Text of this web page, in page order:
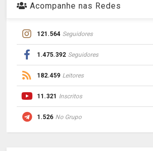
Acompanhe nas Redes
121.564 Seguidores
1.475.392 Seguidores
182.459 Leitores
11.321 Inscritos
1.526 No Grupo